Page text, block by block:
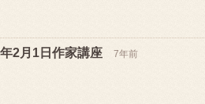
2月1日作家講座 7年前